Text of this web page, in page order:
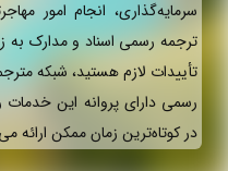
سرمایه‌گذاری، انجام امور
ترجمه رسمی اسناد و مدارک به
تأییدات لازم هستید، شبکه
رسمی دارای پروانه این خدمات
در کوتاه‌ترین زمان ممکن ارائه